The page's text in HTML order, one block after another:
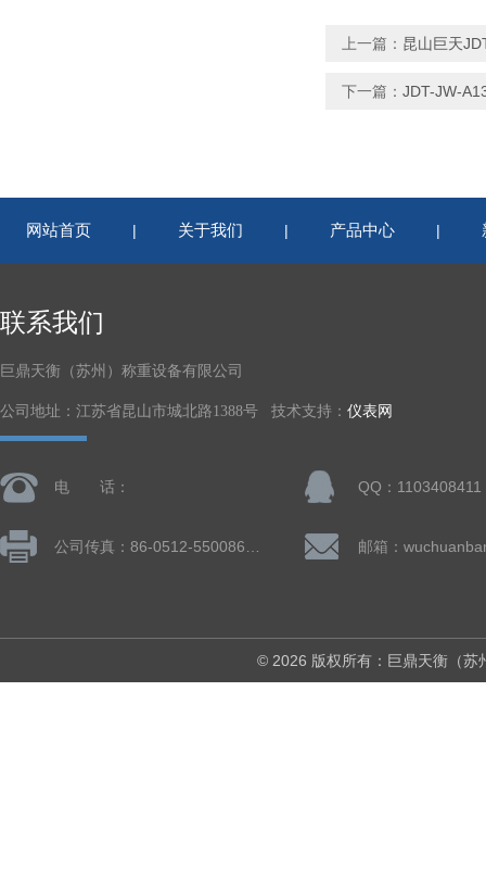
上一篇： 昆山巨天
下一篇： JDT-JW-
网站首页 | 关于我们 | 产品中心 |
联系我们
巨鼎天衡（苏州）称重设备有限公司
公司地址：江苏省昆山市城北路1388号 技术支持： 仪表网
电 话： QQ：1103408411
© 2026 版权所有：巨鼎天衡（